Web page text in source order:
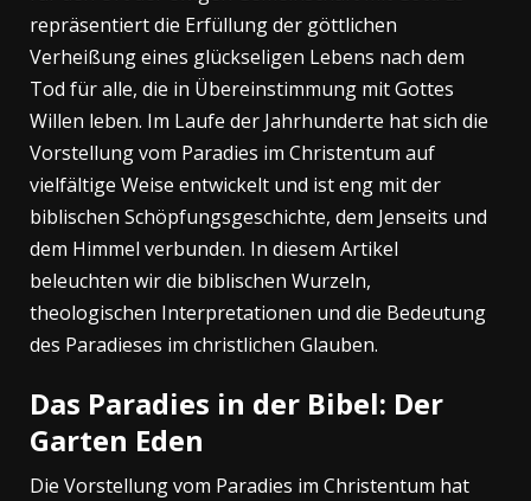
repräsentiert die Erfüllung der göttlichen
Verheißung eines glückseligen Lebens nach dem
Tod für alle, die in Übereinstimmung mit Gottes
Willen leben. Im Laufe der Jahrhunderte hat sich die
Vorstellung vom Paradies im Christentum auf
vielfältige Weise entwickelt und ist eng mit der
biblischen Schöpfungsgeschichte, dem Jenseits und
dem Himmel verbunden. In diesem Artikel
beleuchten wir die biblischen Wurzeln,
theologischen Interpretationen und die Bedeutung
des Paradieses im christlichen Glauben.
Das Paradies in der Bibel: Der
Garten Eden
Die Vorstellung vom Paradies im Christentum hat